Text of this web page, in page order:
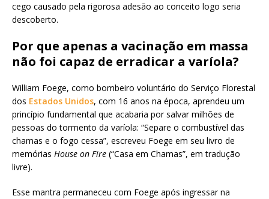
cego causado pela rigorosa adesão ao conceito logo seria
descoberto.
Por que apenas a vacinação em massa
não foi capaz de erradicar a varíola?
William Foege, como bombeiro voluntário do Serviço Florestal
dos Estados Unidos, com 16 anos na época, aprendeu um
princípio fundamental que acabaria por salvar milhões de
pessoas do tormento da varíola: “Separe o combustível das
chamas e o fogo cessa”, escreveu Foege em seu livro de
memórias House on Fire (“Casa em Chamas”, em tradução
livre).
Esse mantra permaneceu com Foege após ingressar na